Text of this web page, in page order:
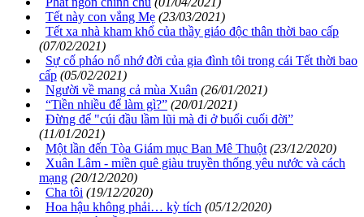
Tết này con vắng Mẹ (23/03/2021)
Tết xa nhà kham khổ của thầy giáo độc thân thời bao cấp
(07/02/2021)
Sự cố pháo nổ nhớ đời của gia đình tôi trong cái Tết thời bao
cấp (05/02/2021)
Người về mang cả mùa Xuân (26/01/2021)
“Tiền nhiều để làm gì?” (20/01/2021)
Đừng để "cúi đầu lầm lũi mà đi ở buổi cuối đời”
(11/01/2021)
Một lần đến Tòa Giám mục Ban Mê Thuột (23/12/2020)
Xuân Lâm - miền quê giàu truyền thống yêu nước và cách
mạng (20/12/2020)
Cha tôi (19/12/2020)
Hoa hậu không phải… kỳ tích (05/12/2020)